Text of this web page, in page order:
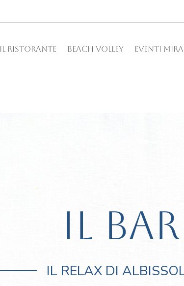
IL RISTORANTE BEACH VOLLEY EVENTI
IL BAR
IL RELAX DI